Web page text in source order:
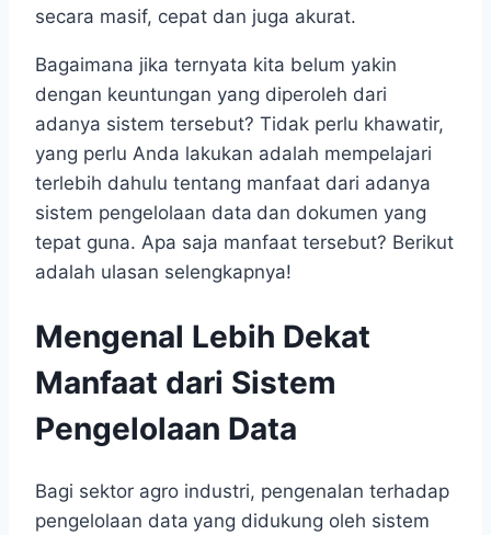
secara masif, cepat dan juga akurat.
Bagaimana jika ternyata kita belum yakin
dengan keuntungan yang diperoleh dari
adanya sistem tersebut? Tidak perlu khawatir,
yang perlu Anda lakukan adalah mempelajari
terlebih dahulu tentang manfaat dari adanya
sistem pengelolaan data dan dokumen yang
tepat guna. Apa saja manfaat tersebut? Berikut
adalah ulasan selengkapnya!
Mengenal Lebih Dekat
Manfaat dari Sistem
Pengelolaan Data
Bagi sektor agro industri, pengenalan terhadap
pengelolaan data yang didukung oleh sistem